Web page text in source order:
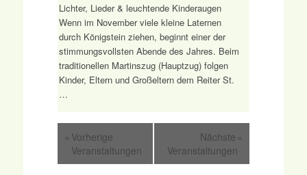
Lichter, Lieder & leuchtende Kinderaugen
Wenn im November viele kleine Laternen
durch Königstein ziehen, beginnt einer der
stimmungsvollsten Abende des Jahres. Beim
traditionellen Martinszug (Hauptzug) folgen
Kinder, Eltern und Großeltern dem Reiter St.
…
« Vorherige
Veranstaltungen
Nächste
Veranstaltungen
»